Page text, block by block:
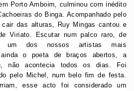
Porto Amboim, culminou com inédito
do Binga. Acompanhado pelo
das alturas, Ruy Mingas cantou e
Viriato. Escutar num palco raro, de
um dos nossos artistas mais
ainda o poeta de braços abertos, a
não acontecia todos os dias. Foi
pelo Michel, num belo fim de festa.
esse acto foi considerado um